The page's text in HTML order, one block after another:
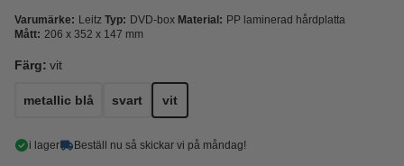
Varumärke: Leitz Typ: DVD-box Material: PP laminerad hårdplatta
Mått: 206 x 352 x 147 mm
Färg: vit
metallic blå svart vit
i lager Beställ nu så skickar vi på måndag!